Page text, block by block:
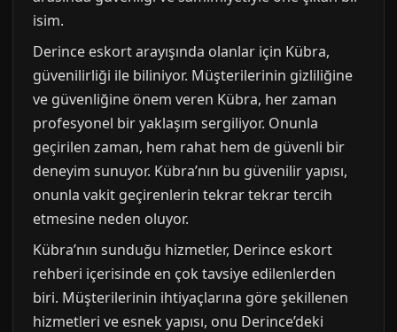
isim.
Derince eskort arayışında olanlar için Kübra,
güvenilirliği ile biliniyor. Müşterilerinin gizliliğine
ve güvenliğine önem veren Kübra, her zaman
profesyonel bir yaklaşım sergiliyor. Onunla
geçirilen zaman, hem rahat hem de güvenli bir
deneyim sunuyor. Kübra’nın bu güvenilir yapısı,
onunla vakit geçirenlerin tekrar tekrar tercih
etmesine neden oluyor.
Kübra’nın sunduğu hizmetler, Derince eskort
rehberi içerisinde en çok tavsiye edilenlerden
biri. Müşterilerinin ihtiyaçlarına göre şekillenen
hizmetleri ve esnek yapısı, onu Derince’deki